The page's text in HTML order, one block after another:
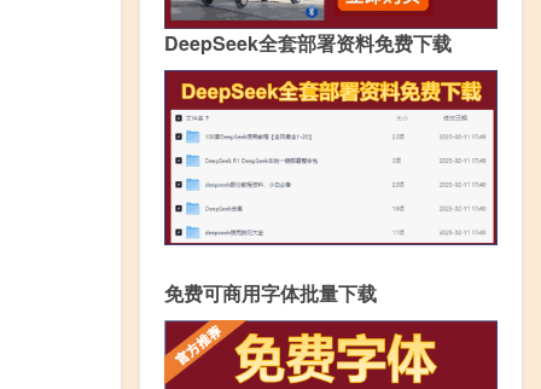
DeepSeek全套部署资料免费下载
免费可商用字体批量下载